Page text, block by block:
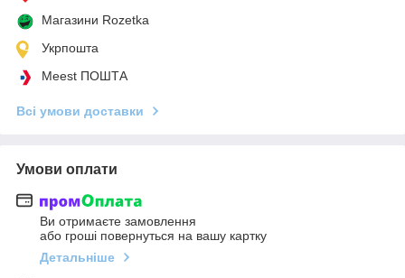
Магазини Rozetka
Укрпошта
Meest ПОШТА
Всі умови доставки
Умови оплати
Ви отримаєте замовлення
або гроші повернуться на вашу картку
Детальніше